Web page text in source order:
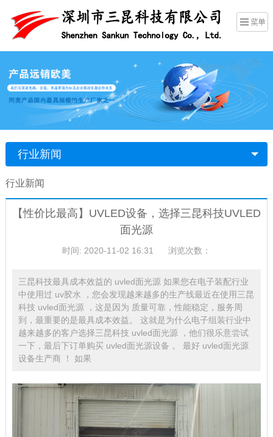
行业新闻
行业新闻
【性价比最高】UVLED设备，选择三昆科技UVLED
面光源
时间: 2020-11-02 16:31 浏览次数：
三昆科技最具成本效益的 uvled面光源 如果您在电子装配行业
中使用过 uv胶水 ，您会发现越来越多的生产线最近在使用三昆
科技 uvled面光源 ，这是因为 质量可靠，性能稳定，服务周
到，最重要的是最具成本效益。 这就是为什么电子组装行业中
越来越多的客户选择三昆科技 uvled面光源 ，他们很乐意尝试
一下，最后下订单购买 uvled面光源设备 。 最好 uvled面光源
设备生产商 ！ 如果